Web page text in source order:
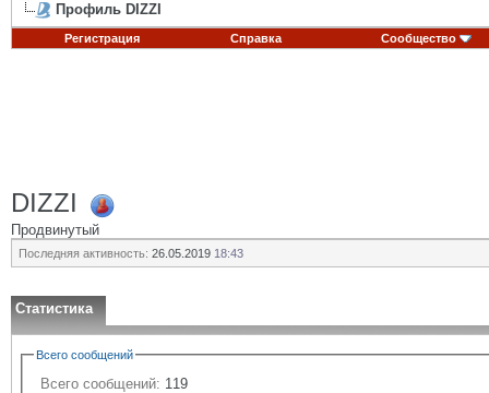
Профиль DIZZI
Регистрация Справка Сообщество
DIZZI
Продвинутый
Последняя активность: 26.05.2019 18:43
Статистика
Всего сообщений
Всего сообщений: 119